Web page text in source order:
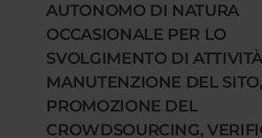
AUTONOMO DI NATURA
OCCASIONALE PER LO
SVOLGIMENTO DI
MANUTENZIONE DEL SITO,
PROMOZIONE DEL
CROWDSOURCING,